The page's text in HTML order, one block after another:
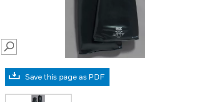
SEARCH
Save this page as PDF